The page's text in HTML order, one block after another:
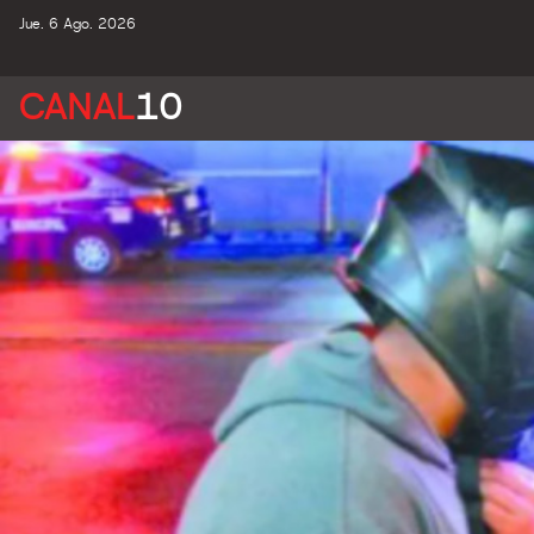
Jue. 6 Ago. 2026
CANAL10